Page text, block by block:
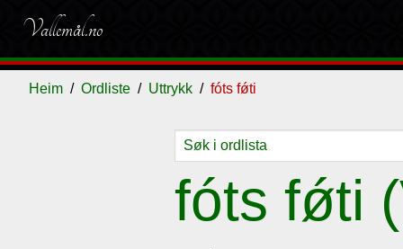
Vallemål.no
Heim Ordliste Uttrykk fóts fǿti
fóts fǿti